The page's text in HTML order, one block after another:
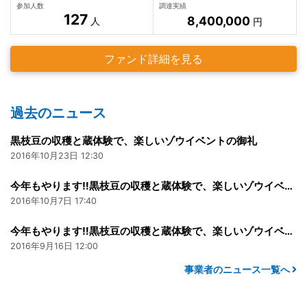
参加人数
127 人
調達実績
8,400,000 円
ファンド詳細を見る
過去のニュース
黒枝豆の収穫と蔵体験で、楽しいゾウイベントの御礼
2016年10月23日 12:30
今年もやります‼黒枝豆の収穫と蔵体験で、楽しいゾウイベント【再告知】
2016年10月7日 17:40
今年もやります‼黒枝豆の収穫と蔵体験で、楽しいゾウイベント
2016年9月16日 12:00
事業者のニュース一覧へ